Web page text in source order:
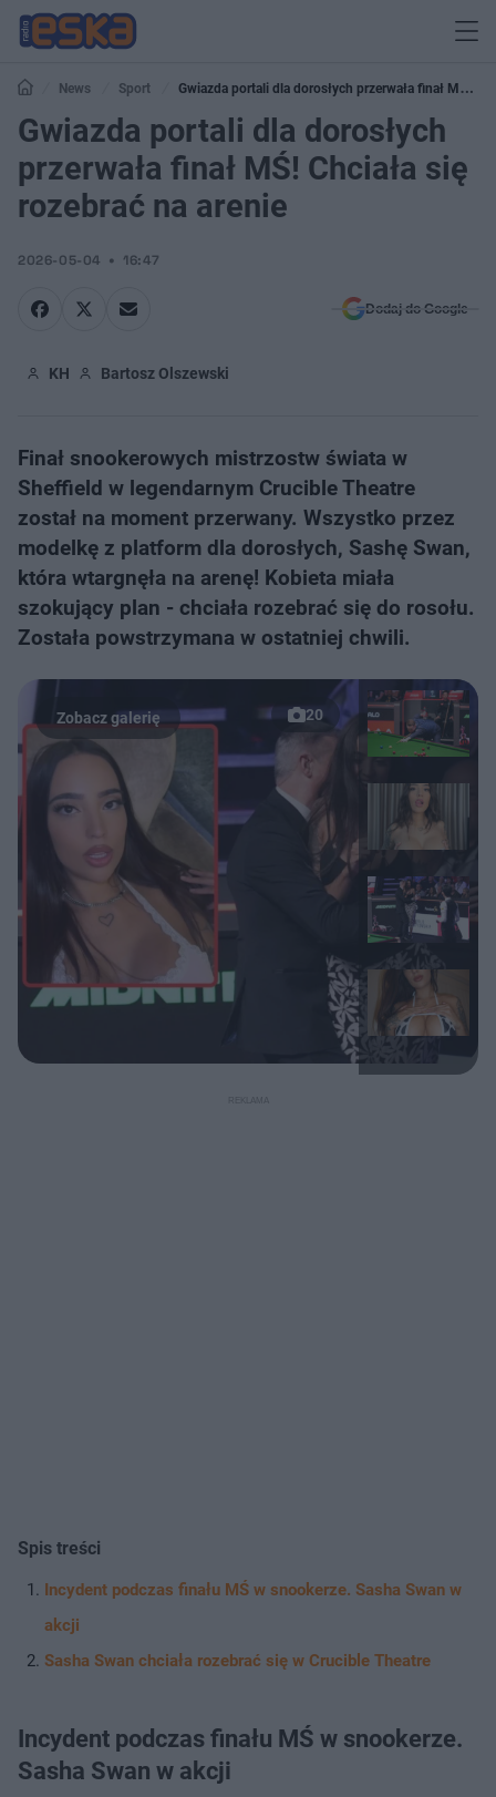
News Sport
Gwiazda portali dla dorosłych przerwała finał MŚ!
Chciała się rozebrać na arenie
Gwiazda portali dla dorosłych
przerwała finał MŚ! Chciała się
rozebrać na arenie
2026-05-04 16:47
Dodaj do Google
KH Bartosz Olszewski
Finał snookerowych mistrzostw świata w
Sheffield w legendarnym Crucible Theatre
został na moment przerwany. Wszystko przez
modelkę z platform dla dorosłych, Sashę Swan,
która wtargnęła na arenę! Kobieta miała
szokujący plan - chciała rozebrać się do rosołu.
Została powstrzymana w ostatniej chwili.
20
Spis treści
Incydent podczas finału MŚ w snookerze. Sasha Swan w
akcji
Sasha Swan chciała rozebrać się w Crucible Theatre
Incydent podczas finału MŚ w snookerze.
Sasha Swan w akcji